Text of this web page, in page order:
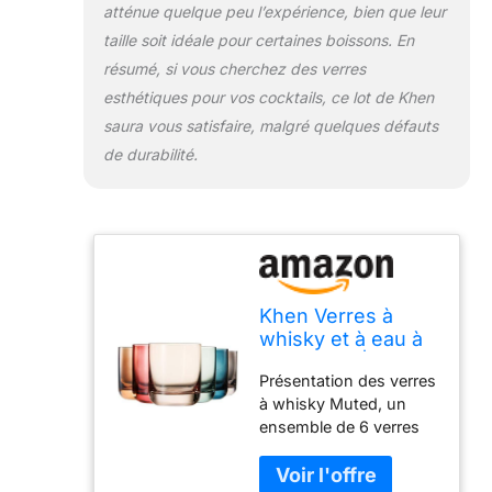
whisky sont non
seulement visuellement
attrayants, mais offrent
fonctionnalité
exceptionnelle. Le verre
optimale des arômes,
améliorant ainsi
l'expérience de
dégustation du whisky.
Muted ne se limitent
pas au seul whisky. Ils
peuvent être utilisés
pour une variété de
cocktails, de boissons
atténue quelque peu l’expérience, bien que leur
taille soit idéale pour certaines boissons. En
résumé, si vous cherchez des verres
esthétiques pour vos cocktails, ce lot de Khen
saura vous satisfaire, malgré quelques défauts
de durabilité.
Khen Verres à
whisky et à eau à
Ensemble de 6 |
Verrerie classique
vintage de 9,6 OZ,
verre de couleur
sourdine pour
Présentation des verres
à whisky Muted, un
ensemble de 6 verres
et le style. Ces verres à